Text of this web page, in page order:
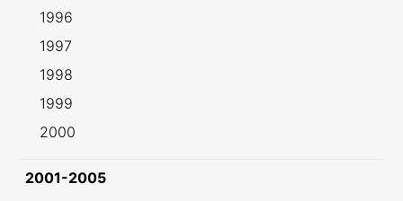
1996
1997
1998
1999
2000
2001-2005